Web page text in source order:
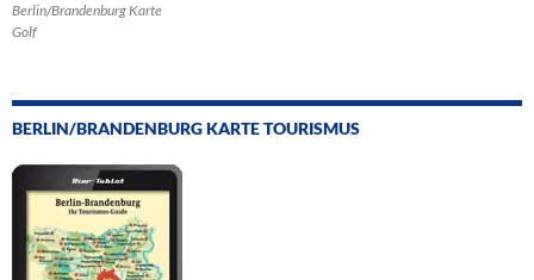
Berlin/Brandenburg Karte
Golf
BERLIN/BRANDENBURG KARTE TOURISMUS